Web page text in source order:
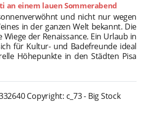
an einem lauen Sommerabend
und nicht nur wegen
in der ganzen Welt bekannt. Die
Wiege der Renaissance. Ein Urlaub in
für Kultur- und Badefreunde ideal
Höhepunkte in den Städten Pisa